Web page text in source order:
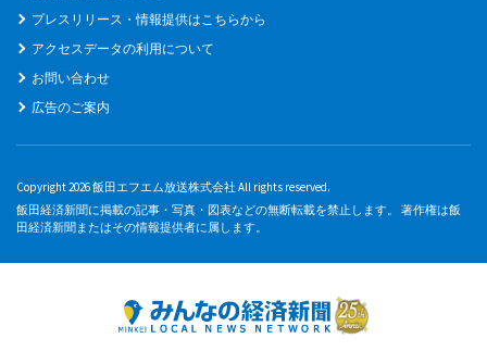
プレスリリース・情報提供はこちらから
アクセスデータの利用について
お問い合わせ
広告のご案内
Copyright 2026 飯田エフエム放送株式会社 All rights reserved.
飯田経済新聞に掲載の記事・写真・図表などの無断転載を禁止します。 著作権は飯
田経済新聞またはその情報提供者に属します。